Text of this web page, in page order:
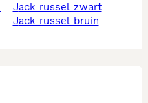
jack russel zwart
jack russel bruin